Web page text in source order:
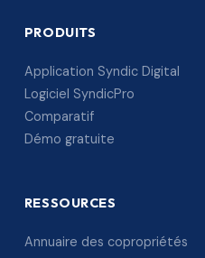
PRODUITS
Application Syndic Digital
Logiciel SyndicPro
Comparatif
Démo gratuite
RESSOURCES
Annuaire des copropriétés